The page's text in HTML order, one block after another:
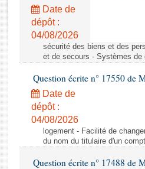
Rapports législatifs
Rapports sur l'application des lois
Baromètre de l’application des lois
Dossiers législatifs
Budget et sécurité sociale
Questions écrites et orales
Comptes rendus des débats
Date de
dépôt :
04/08/2026
sécurité des biens et des
et de secours - Systèmes de
Question écrite n° 17550 de
Date de
dépôt :
04/08/2026
logement - Facilité de
du nom du titulaire d'un
Question écrite n° 17488 de